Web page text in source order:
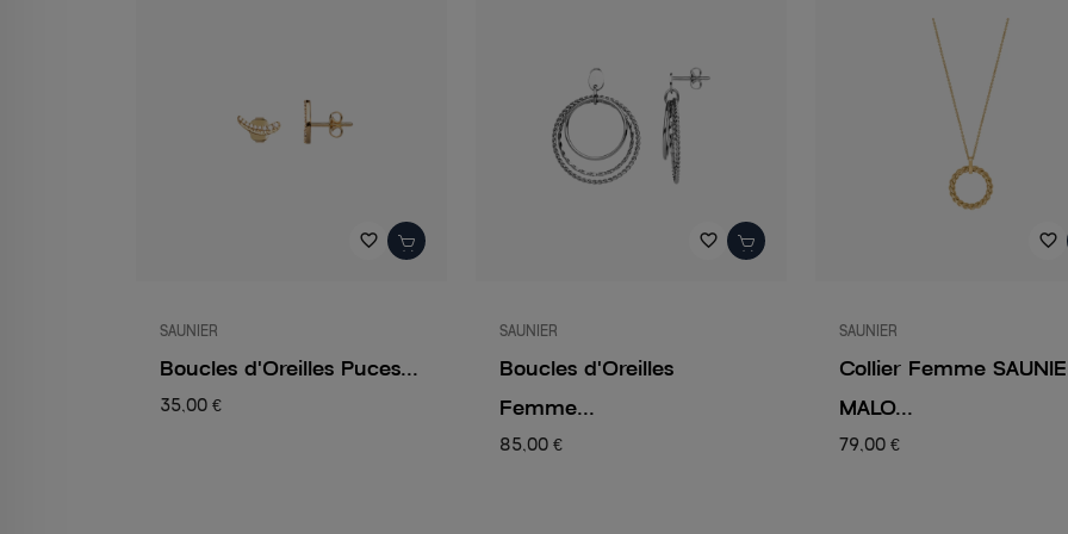
favorite_border
SAUNIER
Boucles d'Oreilles Puces...
35,00 €
favorite_border
SAUNIER
Boucles d'Oreilles
Femme...
85,00 €
favorite_border
SAUNIER
Collier Femme
MALO...
79,00 €